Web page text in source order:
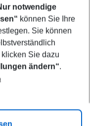
notwendige
können Sie Ihre
Sie können
Sie dazu
ändern“.